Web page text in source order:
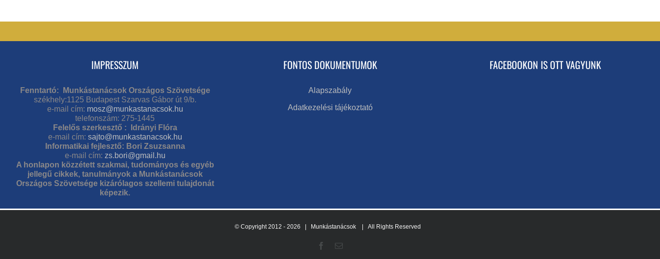
IMPRESSZUM
Fenntartó: Munkástanácsok Országos Szövetsége
székhely:1125 Budapest Szarvas Gábor út 9/b.
e-mail cím: mosz@munkastanacsok.hu
telefonszám: 275-1445
Felelős szerkesztő : Idrányi Flóra
e-mail cím: sajto@munkastanacsok.hu
Informatikai fejlesztő: Bori Zsuzsanna
e-mail cím: zs.bori@gmail.hu
A honlapon közzétett szakmai, tudományos és egyéb
jellegű cikkek, tanulmányok a Munkástanácsok
Országos Szövetsége kizárólagos szellemi tulajdonát
képezik.
FONTOS DOKUMENTUMOK
Alapszabály
Adatkezelési tájékoztató
FACEBOOKON IS OTT VAGYUNK
© Copyright 2012 - 2026 | Munkástanácsok | All Rights Reserved
Facebook
Email